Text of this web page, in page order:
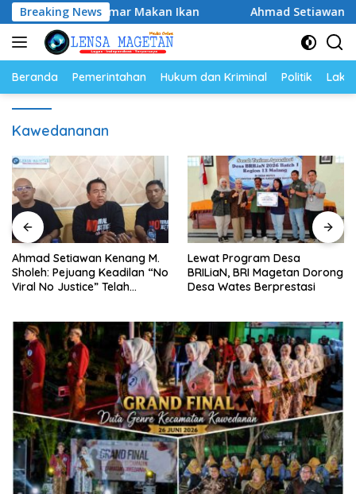
Langsung
ke
konten
Breaking News
Budaya Gemar Makan Ikan Ahmad Setiawan
Beranda Pemerintahan Hukum dan Kriminal Politik
Kawedananan
Ahmad Setiawan Kenang M.
Sholeh: Pejuang Keadilan “No
Viral No Justice” Telah
Lewat Program Desa
BRILiaN, BRI Magetan Dorong
Desa Wates Berprestasi